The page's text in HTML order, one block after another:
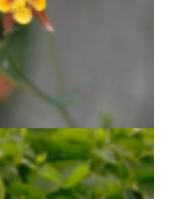
Akelei
var. truncata